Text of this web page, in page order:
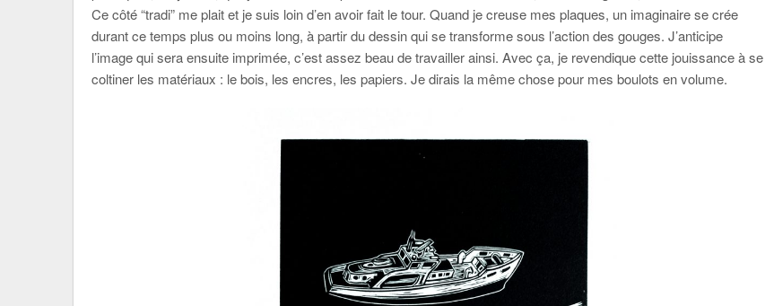
Ce côté “tradi” me plait et je suis loin d’en avoir fait le tour. Quand je creuse mes plaques, un imaginaire se crée
durant ce temps plus ou moins long, à partir du dessin qui se transforme sous l’action des gouges. J’anticipe
l’image qui sera ensuite imprimée, c’est assez beau de travailler ainsi. Avec ça, je revendique cette jouissance à se
coltiner les matériaux : le bois, les encres, les papiers. Je dirais la même chose pour mes boulots en volume.